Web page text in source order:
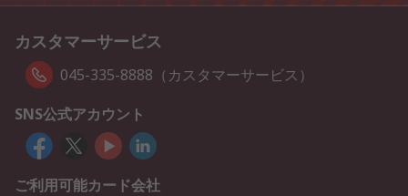
カスタマーサービス
045-335-8888（カスタマーサービス）
SNS公式アカウント
ご利用可能カード会社